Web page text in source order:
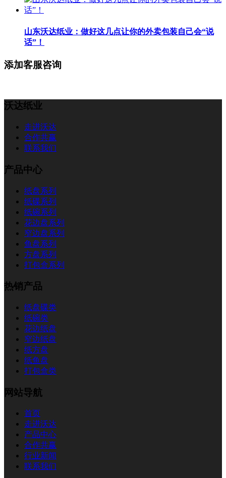
山东沃达纸业：做好这几点让你的外卖包装自己会“说
话”！
添加客服咨询
沃达纸业
走进沃达
合作共赢
联系我们
产品中心
纸盘系列
纸碟系列
纸碗系列
花边盘系列
窄边盘系列
鱼盘系列
方盘系列
打包盒系列
热销产品
纸盘碟类
纸碗类
花边纸盘
窄边纸盘
纸方盘
纸鱼盘
打包盒类
网站导航
首页
走进沃达
产品中心
合作共赢
行业新闻
联系我们